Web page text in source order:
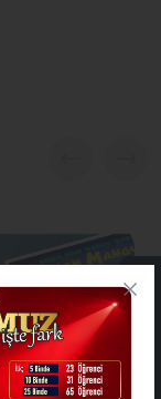
ONLİNE İŞLEMLER